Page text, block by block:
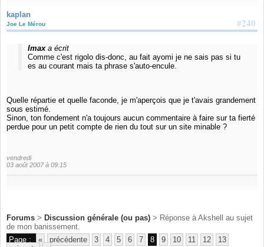
kaplan
#240
Joe Le Mérou
Imaxa écrit
Comme c'est rigolo dis-donc, au fait ayomi je ne sais pas si tu
es au courant mais ta phrase s'auto-encule.
Quelle répartie et quelle faconde, je m'aperçois que je t'avais grandement
sous estimé.
Sinon, ton fondement n'a toujours aucun commentaire à faire sur ta fierté
perdue pour un petit compte de rien du tout sur un site minable ?
vendredi
03 août 2007 à 09:15
Forums > Discussion générale (ou pas) > Réponse à Akshell au sujet
de mon banissement.
Page :
« précédente 3 4 5 6 7 8 9 10 11 12
13